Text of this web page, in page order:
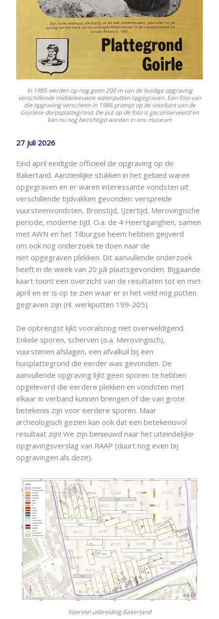
In 1985 werden op nog geen 200 m van de huidige opgraving
verschillende middeleeuwse waterputten opgegraven. Een foto van
die opgraving verscheen in 1986 prompt op de voorkant van de
Goirlese dorpsplattegrond. De put op de foto is geconserveerd en
kan nu nog bezichtigd worden in ons museum
27 juli 2026
Eind april eindigde officieel de opgraving op de
Bakertand. Aanzienlijke stukken in het gebied waren
opgegraven en er waren interessante vondsten uit
verschillende tijdvakken gevonden: verspreide
vuursteenvondsten, Bronstijd, IJzertijd, Merovingische
periode, moderne tijd. O.a. de 4 Heertganghen, samen
met AWN en het Tilburgse heem hebben geijverd
om ook nog onderzoek te doen naar de
niet opgegraven plekken. Dit aanvullende onderzoek
heeft in de week van 20 juli plaatsgevonden. Bijgaande
kaart toont een overzicht van de resultaten tot en met
april en er is op te zien waar er in het veld nog putten
gegraven zijn (nl. werkputten 199-205).
De opbrengst lijkt vooralsnog niet overweldigend.
Enkele sporen, scherven (o.a. Merovingisch),
vuurstenen afslagen, een afvalkuil bij een
huisplattegrond die eerder was gevonden. De
aanvullende opgraving lijkt geen sporen te hebben
opgeleverd die eerdere plekken en vondsten met
elkaar in verband kunnen brengen of die van grote
betekenis zijn voor eerdere sporen. Maar
archeologisch gezien kan ook dat een betekenisvol
resultaat zijn! We zijn benieuwd naar het uiteindelijke
opgravingsverslag van RAAP (duurt nog even bij
opgravingen als deze).
Voorstel uitbreiding Bakertand